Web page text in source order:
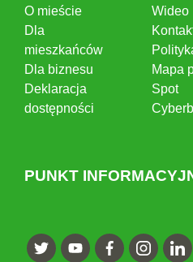
O mieście
Dla
mieszkańców
Dla biznesu
Deklaracja
dostępności
Wideo
Mapa
Spot
PUNKT